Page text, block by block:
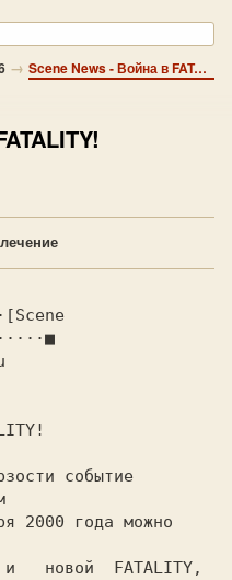
→ Scene News - Война в FATALITY!
Scene
событие
2000 года можно
новой  FATALITY,